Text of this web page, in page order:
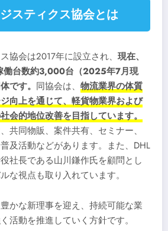
スティクス協会とは
協会は2017年に設立され、 現在、
働台数約3,000台（2025年7月現
です。 同協会は、 物流業界の体質
向上を通じて、軽貨物業界および
会的地位改善を目指しています。
共同物販、案件共有、セミナー、
及活動などがあります。また、DHL
社長である山川鎌作氏を顧問とし
な視点も取り入れています。
かな新理事を迎え、持続可能な業
活動を推進していく方針です。